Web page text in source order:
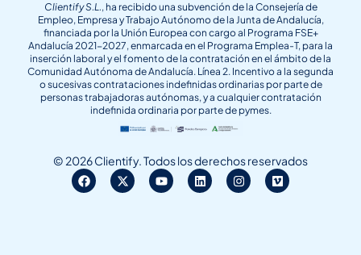
Clientify S.L., ha recibido una subvención de la Consejería de
Empleo, Empresa y Trabajo Autónomo de la Junta de Andalucía,
financiada por la Unión Europea con cargo al Programa FSE+
Andalucía 2021-2027, enmarcada en el Programa Emplea-T, para la
inserción laboral y el fomento de la contratación en el ámbito de la
Comunidad Autónoma de Andalucía. Línea 2. Incentivo a la segunda
o sucesivas contrataciones indefinidas ordinarias por parte de
personas trabajadoras autónomas, y a cualquier contratación
indefinida ordinaria por parte de pymes.
© 2026 Clientify. Todos los derechos reservados